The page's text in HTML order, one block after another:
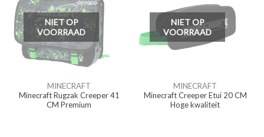
NIET OP
VOORRAAD
MINECRAFT
Minecraft Rugzak Creeper 41
CM Premium
NIET OP
VOORRAAD
MINECRAFT
Minecraft Creeper Etui 20 CM
Hoge kwaliteit